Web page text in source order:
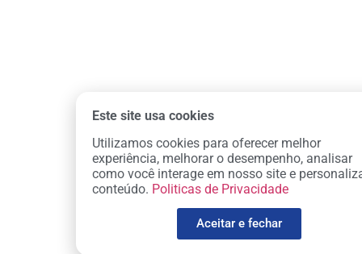
Este site usa cookies
Utilizamos cookies para oferecer melhor
experiência, melhorar o desempenho, analisar
como você interage em nosso site e
conteúdo. Politicas de Privacidade
Aceitar e fechar